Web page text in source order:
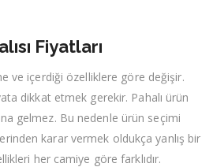
Fiyatları
ve içerdiği özelliklere göre değişir.
dikkat etmek gerekir. Pahalı ürün
gelmez. Bu nedenle ürün seçimi
karar vermek oldukça yanlış bir
her camiye göre farklıdır.